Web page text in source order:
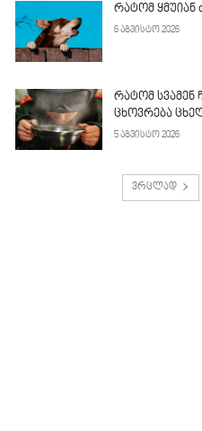
რატომ
6 აგვისტო 2026
რატომ სვამენ
ცხოვრება
5 აგვისტო 2026
ვრცლად